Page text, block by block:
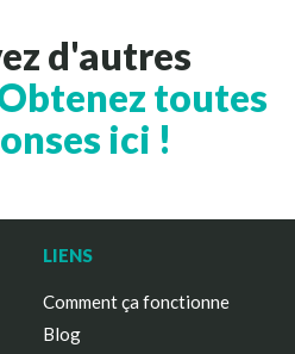
d'autres
toutes
ici !
LIENS
Comment ça fonctionne
Blog